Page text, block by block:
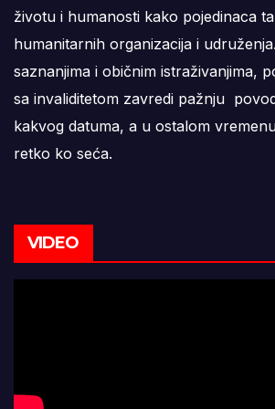
životu i humanosti kako pojedinaca
humanitarnih organizacija i
saznanjima i običnim istraživanjima,
sa invaliditetom zavredi pažnju
kakvog datuma, a u ostalom
retko ko seća.
VIDEO